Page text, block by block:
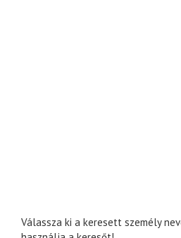
Válassza ki a keresett személy